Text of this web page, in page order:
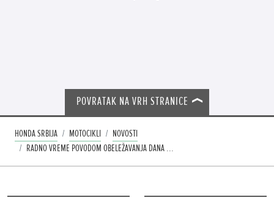
POVRATAK NA VRH STRANICE
HONDA SRBIJA MOTOCIKLI
NOVOSTI
RADNO VREME POVODOM OBELEŽAVANJA DANA ...